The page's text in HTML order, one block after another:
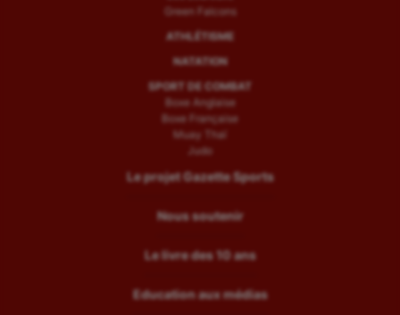
Green Falcons
ATHLÉTISME
NATATION
SPORT DE COMBAT
Boxe Anglaise
Boxe Française
Muay Thaï
Judo
Le projet Gazette Sports
Nous soutenir
Le livre des 10 ans
Education aux médias